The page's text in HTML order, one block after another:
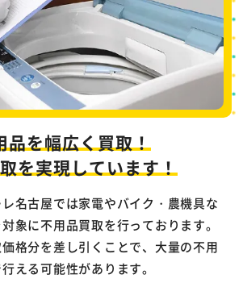
品を幅広く買取！
を実現しています！
名古屋では家電やバイク・農機具な
象に不用品買取を行っております。
格分を差し引くことで、大量の不用
える可能性があります。